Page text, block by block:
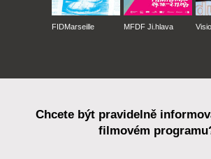
FIDMarseille MFDF Ji.hlava
Chcete být pravidelně
filmovém